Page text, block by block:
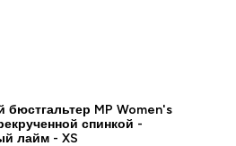
бюстгальтер MP Women's
спинкой -
лайм - XS